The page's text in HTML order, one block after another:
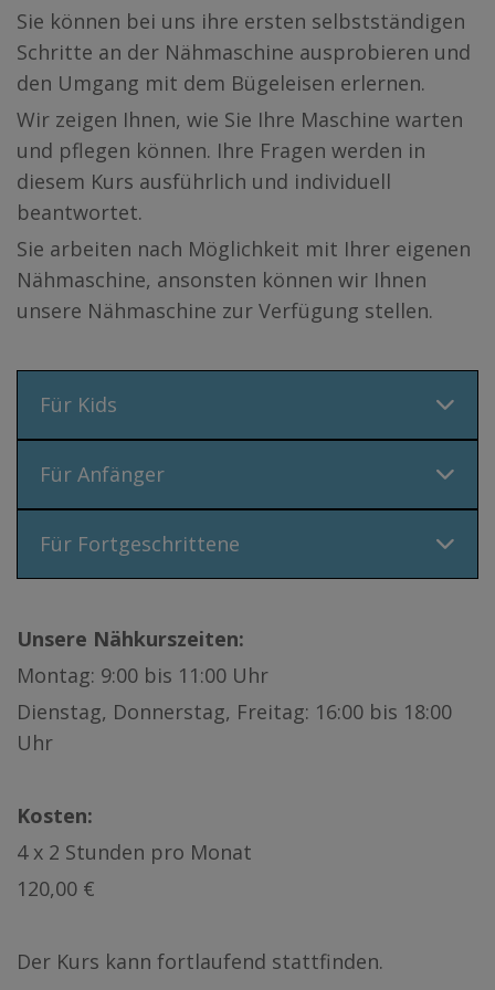
Sie können bei uns ihre ersten selbstständigen
Schritte an der Nähmaschine ausprobieren und
den Umgang mit dem Bügeleisen erlernen.
Wir zeigen Ihnen, wie Sie Ihre Maschine warten
und pflegen können. Ihre Fragen werden in
diesem Kurs ausführlich und individuell
beantwortet.
Sie arbeiten nach Möglichkeit mit Ihrer eigenen
Nähmaschine, ansonsten können wir Ihnen
unsere Nähmaschine zur Verfügung stellen.
Für Kids
Für Anfänger
Für Fortgeschrittene
Unsere Nähkurszeiten:
Montag: 9:00 bis 11:00 Uhr
Dienstag, Donnerstag, Freitag: 16:00 bis 18:00
Uhr
Kosten:
4 x 2 Stunden pro Monat
120,00 €
Der Kurs kann fortlaufend stattfinden.